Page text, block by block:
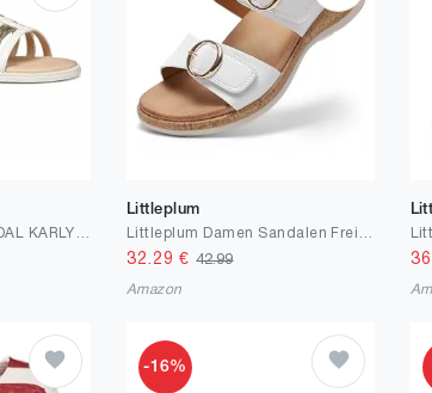
Littleplum
32.29 €42.99
Amazon
-16%